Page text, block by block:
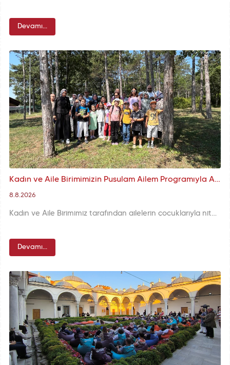
Devamı...
Kadın ve Aile Birimimizin Pusulam Ailem Programıyla Aileler Kemerburgaz Kent Ormanı'nda Doğayla Buluştu
8.8.2026
Kadın ve Aile Birimimiz tarafından ailelerin çocuklarıyla nitelikli zaman geçirmelerini desteklemek amacıyla hayata geçirilen “Pusulam Ailem” programının ilk buluşması Kemerburgaz Kent Ormanı’nda gerçekleştirildi.
Devamı...